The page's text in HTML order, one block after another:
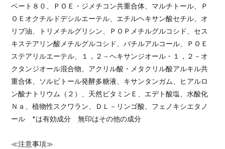
ベート８０、ＰＯＥ・ジメチコン共重合体、マルチトール、Ｐ
ＯＥオクチルドデシルエーテル、エチルヘキサン酸セチル、オ
リブ油、トリメチルグリシン、ＰＯＰメチルグルコシド、セス
キステアリン酸メチルグルコシド、バチルアルコール、ＰＯＥ
ステアリルエーテル、１，２－ヘキサンジオール・１，２－オ
クタンジオール混合物、アクリル酸・メタクリル酸アルキル共
重合体、ソルビトール発酵多糖液、キサンタンガム、ヒアルロ
ン酸ナトリウム（２）、天然ビタミンＥ、エデト酸塩、水酸化
Ｎａ、植物性スクワラン、ＤＬ－リンゴ酸、フェノキシエタノ
ール *は有効成分 無印はその他の成分
≪注意事項≫